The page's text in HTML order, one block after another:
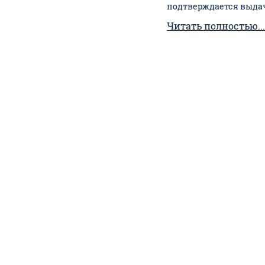
подтверждается
Читать полностью...